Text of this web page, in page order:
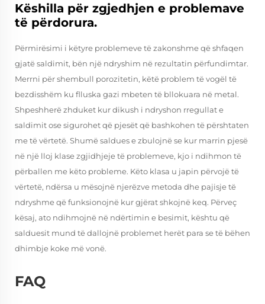
Këshilla për zgjedhjen e problemave
të përdorura.
Përmirësimi i këtyre problemeve të zakonshme që shfaqen
gjatë saldimit, bën një ndryshim në rezultatin përfundimtar.
Merrni për shembull porozitetin, këtë problem të vogël të
bezdisshëm ku flluska gazi mbeten të bllokuara në metal.
Shpeshherë zhduket kur dikush i ndryshon rregullat e
saldimit ose sigurohet që pjesët që bashkohen të përshtaten
me të vërtetë. Shumë saldues e zbulojnë se kur marrin pjesë
në një lloj klase zgjidhjeje të problemeve, kjo i ndihmon të
përballen me këto probleme. Këto klasa u japin përvojë të
vërtetë, ndërsa u mësojnë njerëzve metoda dhe pajisje të
ndryshme që funksionojnë kur gjërat shkojnë keq. Përveç
kësaj, ato ndihmojnë në ndërtimin e besimit, kështu që
salduesit mund të dallojnë problemet herët para se të bëhen
dhimbje koke më vonë.
FAQ